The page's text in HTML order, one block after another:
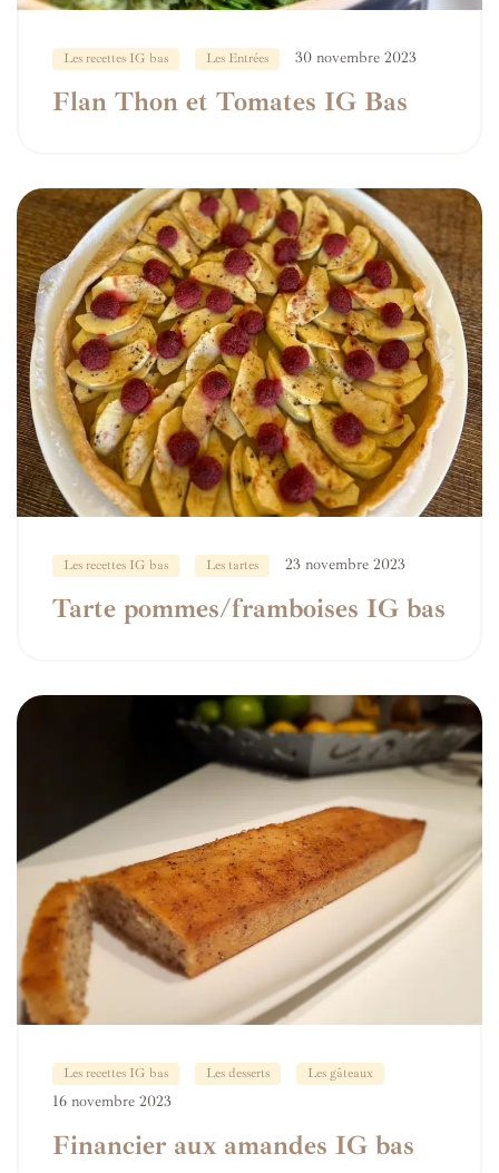
Les recettes IG bas Les Entrées 30 novembre 2023
Flan Thon et Tomates IG Bas
Les recettes IG bas Les tartes 23 novembre 2023
Tarte pommes/framboises IG bas
Les recettes IG bas Les desserts Les gâteaux
16 novembre 2023
Financier aux amandes IG bas